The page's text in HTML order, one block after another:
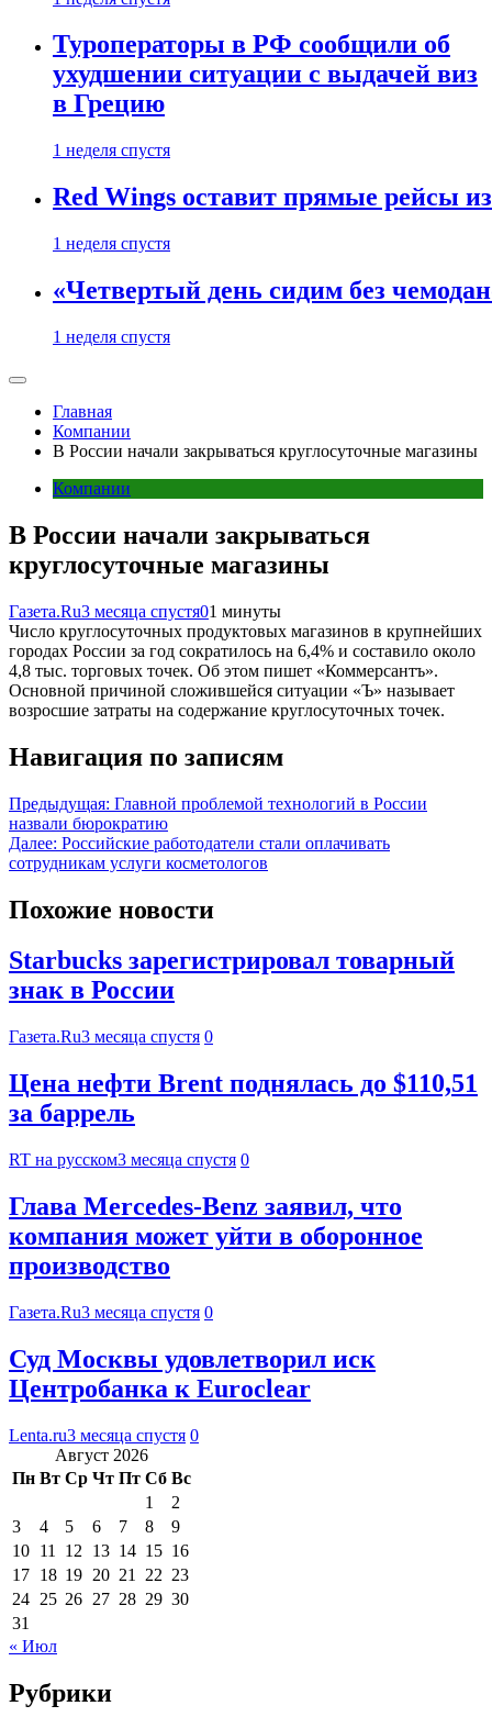
Туроператоры в РФ сообщили об
ухудшении ситуации с выдачей виз
в Грецию
1 неделя спустя
Red Wings оставит прямые рейсы
1 неделя спустя
«Четвертый день сидим без
1 неделя спустя
Главная
Компании
В России начали закрываться круглосуточные магазины
Компании
В России начали закрываться
круглосуточные магазины
Газета.Ru3 месяца спустя01 минуты
Число круглосуточных продуктовых магазинов в крупнейших
городах России за год сократилось на 6,4% и составило около
4,8 тыс. торговых точек. Об этом пишет «Коммерсантъ».
Основной причиной сложившейся ситуации «Ъ» называет
возросшие затраты на содержание круглосуточных точек.
Навигация по записям
Предыдущая: Главной проблемой технологий в России
назвали бюрократию
Далее: Российские работодатели стали оплачивать
сотрудникам услуги косметологов
Похожие новости
Starbucks зарегистрировал товарный
знак в России
Газета.Ru3 месяца спустя 0
Цена нефти Brent поднялась до $110,51
за баррель
RT на русском3 месяца спустя 0
Глава Mercedes-Benz заявил, что
компания может уйти в оборонное
производство
Газета.Ru3 месяца спустя 0
Суд Москвы удовлетворил иск
Центробанка к Euroclear
Lenta.ru3 месяца спустя 0
Август 2026
Пн Вт Ср Чт Пт Сб Вс
1
2
3
4 5 6 7 8
9
10 11 12 13 14 15 16
17 18 19 20 21 22 23
24 25 26 27 28 29 30
31
« Июл
Рубрики